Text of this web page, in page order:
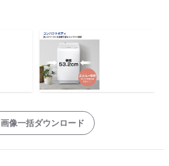
画像一括ダウンロード